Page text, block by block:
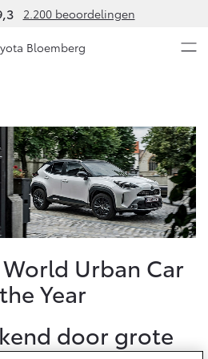
2.200 beoordelingen
Bloemberg
Yaris
HYBRIDE
Vanaf € 27.195,-
Urban Car
Year
door grote